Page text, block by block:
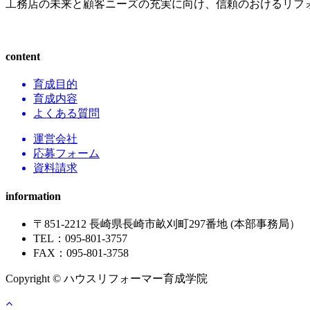
工務店の未来と顧客ニーズの充実に向け、信頼のおけるリフ
content
育成目的
育成内容
よくある質問
運営会社
応募フォーム
資料請求
information
〒851-2212 長崎県長崎市畝刈町297番地 (本部事務局）
TEL：095-801-3757
FAX：095-801-3758
Copyright © ハウスリフォーマー育成学院